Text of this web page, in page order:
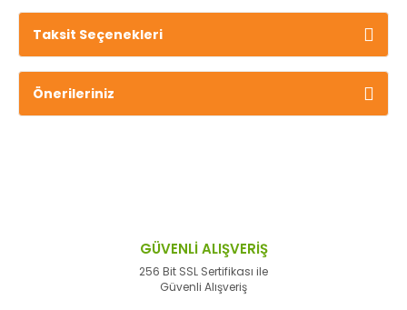
Taksit Seçenekleri
Önerileriniz
GÜVENLİ ALIŞVERİŞ
256 Bit SSL Sertifikası ile
Güvenli Alışveriş